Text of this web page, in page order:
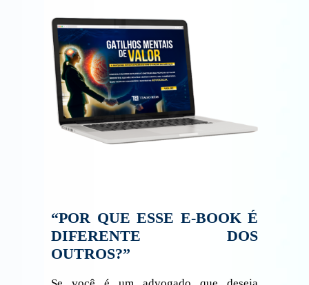
“POR QUE ESSE E-BOOK É
DIFERENTE DOS
OUTROS?”